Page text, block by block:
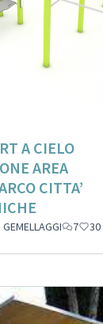
A CIELO
AREA
CITTA’
7 30